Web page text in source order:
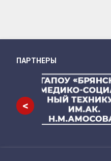
Снизу
ПАРТНЕРЫ
<